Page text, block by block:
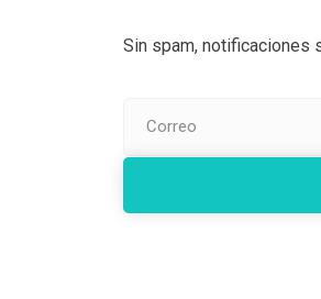
Sin spam, notificaciones